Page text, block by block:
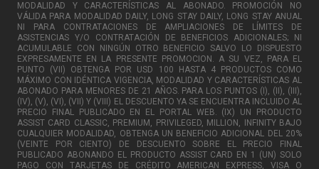
MODALIDAD Y CARACTERÍSTICAS AL ABONADO. PROMOCIÓN NO
VÁLIDA PARA MODALIDAD DAILY, LONG STAY DAILY, LONG STAY ANUAL
NI PARA CONTRATACIONES DE AMPLIACIONES DE LÍMITES DE
ASISTENCIAS Y/O CONTRATACIÓN DE BENEFICIOS ADICIONALES; NI
ACUMULABLE CON NINGÚN OTRO BENEFICIO SALVO LO DISPUESTO
EXPRESAMENTE EN LA PRESENTE PROMOCION. A SU VEZ, PARA EL
PUNTO (VII) OBTENGA POR USD 100 HASTA 4 PRODUCTOS COMO
MÁXIMO CON IDÉNTICA VIGENCIA, MODALIDAD Y CARACTERÍSTICAS AL
ABONADO PARA MENORES DE 21 AÑOS. PARA LOS PUNTOS (I), (II), (III),
(IV), (V), (VI), (VII) Y (VIII) EL DESCUENTO YA SE ENCUENTRA INCLUIDO AL
PRECIO FINAL PUBLICADO EN EL PORTAL WEB. (IX) UN PRODUCTO
ASSIST CARD CLASSIC, PREMIUM, PRIVILEGED, MILLION, INFINITY BAJO
CUALQUIER MODALIDAD, OBTENGA UN BENEFICIO ADICIONAL DEL 20%
(VEINTE POR CIENTO) DE DESCUENTO SOBRE EL PRECIO FINAL
PUBLICADO ABONANDO EL PRODUCTO ASSIST CARD EN 1 (UN) SOLO
PAGO CON TARJETAS DE CRÉDITO AMERICAN EXPRESS, VISA O